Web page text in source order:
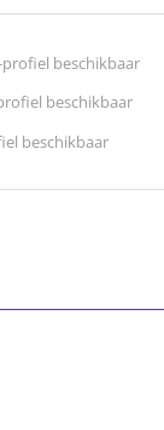
beschikbaar
beschikbaar
beschikbaar